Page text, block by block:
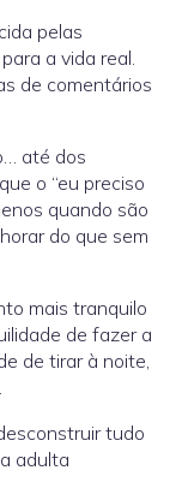
pelas
a vida real.
de comentários
até dos
o “eu preciso
quando são
do que sem
mais tranquilo
de fazer a
de tirar à noite,
tudo
adulta